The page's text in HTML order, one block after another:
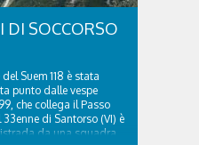
DI SOCCORSO
Suem 118 è stata
punto dalle vespe
che collega il Passo
di Santorso (VI) è
da una squadra